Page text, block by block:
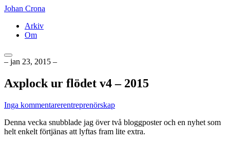
Johan Crona
Arkiv
Om
– jan 23, 2015 –
Axplock ur flödet v4 – 2015
Inga kommentarertill
ur
flödet
entreprenörskap
Denna vecka snubblade jag över två bloggposter och en nyhet som
helt enkelt förtjänas att lyftas fram lite extra.